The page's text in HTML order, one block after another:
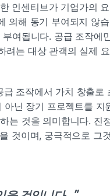
인센티브가 기업가의
의해 동기 부여되지 않
여됩니다. 공급 조작에
려는 대상 관객의 실제
조작에서 가치 창출로
닌 장기 프로젝트를 지
는 것을 의미합니다. 진
것이며, 궁극적으로 그